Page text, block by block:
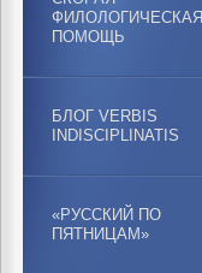
ФИЛОЛОГИЧЕСКАЯ
ПОМОЩЬ
БЛОГ VERBIS
INDISCIPLINATIS
«РУССКИЙ ПО
ПЯТНИЦАМ»